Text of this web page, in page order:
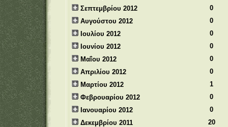
Σεπτεμβρίου 2012
0
Αυγούστου 2012
0
Ιουλίου 2012
0
Ιουνίου 2012
0
Μαΐου 2012
0
Απριλίου 2012
0
Μαρτίου 2012
1
Φεβρουαρίου 2012
0
Ιανουαρίου 2012
0
Δεκεμβρίου 2011
20